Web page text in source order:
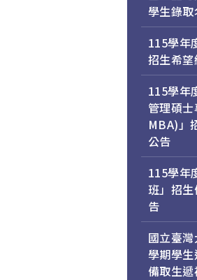
學生錄
115學年
招生希
115學年
管理碩
MBA)」
公告
115學年
班」招
告
國立臺
學期學
備取生